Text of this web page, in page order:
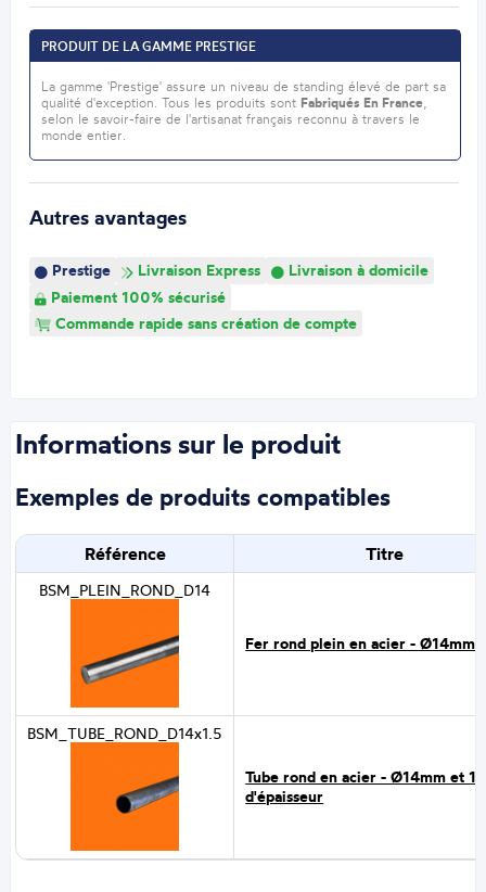
PRODUIT DE LA GAMME PRESTIGE
La gamme 'Prestige' assure un niveau de standing élevé de part sa
qualité d'exception. Tous les produits sont Fabriqués En France,
selon le savoir-faire de l'artisanat français reconnu à travers le
monde entier.
Autres avantages
Prestige Livraison Express
Livraison à domicile
Paiement 100% sécurisé
Commande rapide sans création de compte
Informations sur le produit
Exemples de produits compatibles
Référence Titre
BSM_PLEIN_ROND_D14
Fer rond plein en acier - Ø14mm
BSM_TUBE_ROND_D14x1.5
Tube rond en acier - Ø14mm et
d'épaisseur